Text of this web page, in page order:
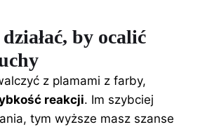
by ocalić
z plamami z farby,
reakcji. Im szybciej
tym wyższe masz szanse